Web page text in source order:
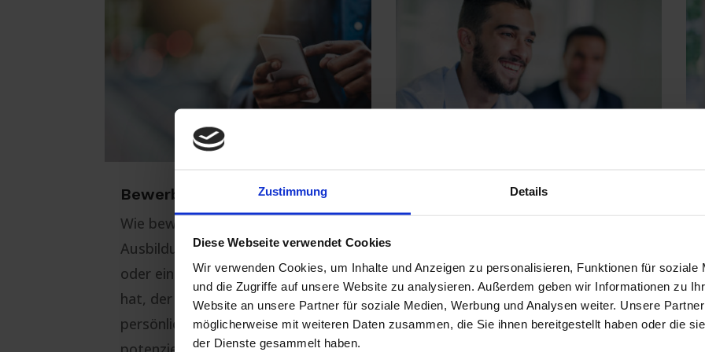
Zustimmung Details
Diese Webseite verwendet Cookies
Wir verwenden Cookies, um Inhalte und Anzeigen zu personalisieren, Funktionen für soziale
und die Zugriffe auf unsere Website zu analysieren. Außerdem geben wir Informationen zu
Website an unsere Partner für soziale Medien, Werbung und Analysen weiter. Unsere
möglicherweise mit weiteren Daten zusammen, die Sie ihnen bereitgestellt haben oder die
der Dienste gesammelt haben.
Bewerben ohne Ausbildung
Wie bewerbe ich mich ohne
Ausbildung? Wer keine Ausbildung
oder ein Studium abgeschlossen
hat, der muss umso mehr durch
persönliche Eigenschaften beim
Jobs ohne Ausbildung oder
vielversprechenden Job ohne
Ausbildung? Eine berufliche
Karriere kann auch ohne Studium